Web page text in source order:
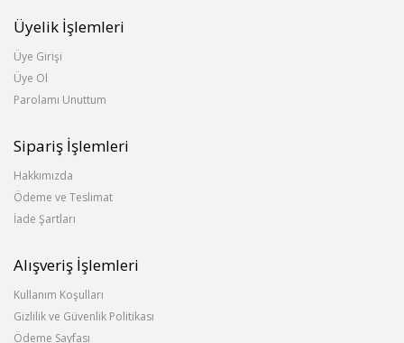
Üyelik İşlemleri
Üye Girişi
Üye Ol
Parolamı Unuttum
Sipariş İşlemleri
Hakkımızda
Ödeme ve Teslimat
İade Şartları
Alışveriş İşlemleri
Kullanım Koşulları
Gizlilik ve Güvenlik Politikası
Ödeme Sayfası